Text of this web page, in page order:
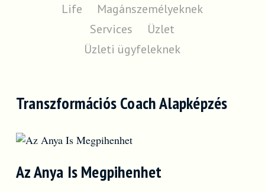
Life
Magánszemélyeknek
Services
Üzlet
Üzleti ügyfeleknek
Transzformációs Coach Alapképzés
Az Anya Is Megpihenhet